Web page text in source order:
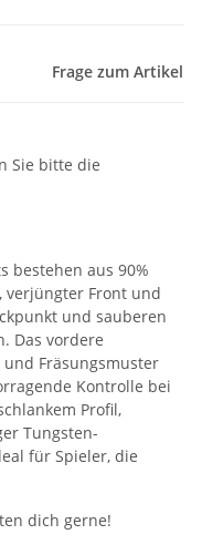
Frage zum Artikel
Sie bitte die
bestehen aus 90%
verjüngter Front und
und sauberen
Das vordere
Fräsungsmuster
Kontrolle bei
Profil,
Tungsten-
für Spieler, die
dich gerne!